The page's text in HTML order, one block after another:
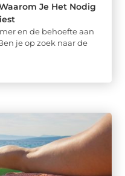
Je Het Nodig
en de behoefte aan
je op zoek naar de